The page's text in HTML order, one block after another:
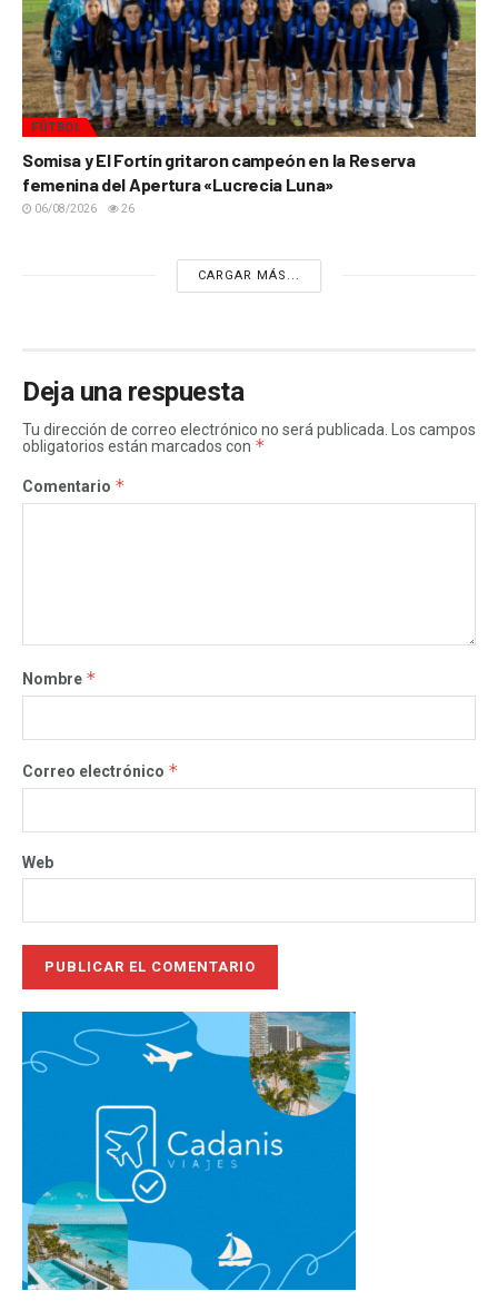
FÚTBOL
Somisa y El Fortín gritaron campeón en la Reserva
femenina del Apertura «Lucrecia Luna»
06/08/2026 26
CARGAR MÁS...
Deja una respuesta
Tu dirección de correo electrónico no será publicada.
Los campos
obligatorios están marcados con *
Comentario *
Nombre *
Correo electrónico *
Web